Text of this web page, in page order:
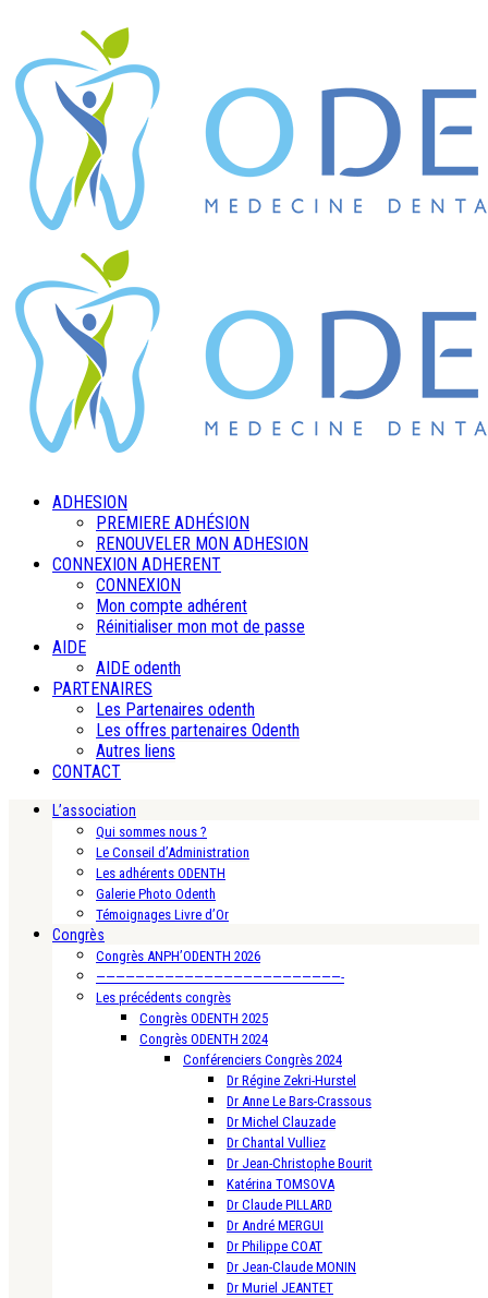
ADHESION
PREMIERE ADHÉSION
RENOUVELER MON ADHESION
CONNEXION ADHERENT
CONNEXION
Mon compte adhérent
Réinitialiser mon mot de passe
AIDE
AIDE odenth
PARTENAIRES
Les Partenaires odenth
Les offres partenaires Odenth
Autres liens
CONTACT
L’association
Qui sommes nous ?
Le Conseil d’Administration
Les adhérents ODENTH
Galerie Photo Odenth
Témoignages Livre d’Or
Congrès
Congrès ANPH’ODENTH 2026
—————————————————————————-
Les précédents congrès
Congrès ODENTH 2025
Congrès ODENTH 2024
Conférenciers Congrès 2024
Dr Régine Zekri-Hurstel
Dr Anne Le Bars-Crassous
Dr Michel Clauzade
Dr Chantal Vulliez
Dr Jean-Christophe Bourit
Katérina TOMSOVA
Dr Claude PILLARD
Dr André MERGUI
Dr Philippe COAT
Dr Jean-Claude MONIN
Dr Muriel JEANTET